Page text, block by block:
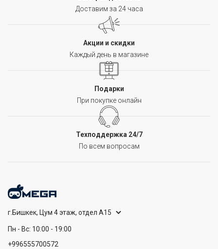
Доставим за 24 часа
Акции и скидки
Каждый день в магазине
Подарки
При покупке онлайн
Техподдержка 24/7
По всем вопросам
г.Бишкек, Цум 4 этаж, отдел А15
Пн - Вс: 10:00 - 19:00
+996555700572